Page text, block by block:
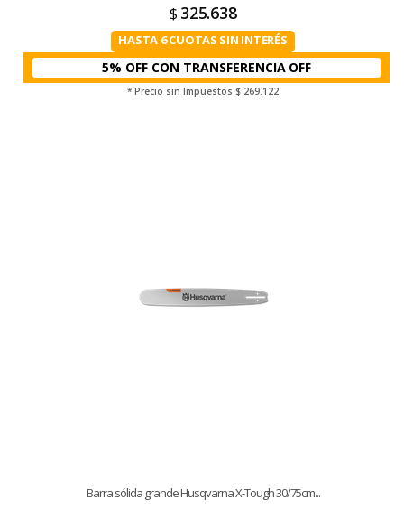
$ 325.638
HASTA 6 CUOTAS SIN INTERÉS
5% OFF CON TRANSFERENCIA
* Precio sin Impuestos $ 269.122
Barra sólida grande Husqvarna X-Tough 30/75cm...